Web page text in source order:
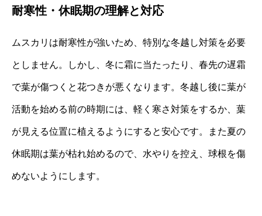
耐寒性・休眠期の理解と対応
ムスカリは耐寒性が強いため、特別な冬越し対策を必要
としません。しかし、冬に霜に当たったり、春先の遅霜
で葉が傷つくと花つきが悪くなります。冬越し後に葉が
活動を始める前の時期には、軽く寒さ対策をするか、葉
が見える位置に植えるようにすると安心です。また夏の
休眠期は葉が枯れ始めるので、水やりを控え、球根を傷
めないようにします。